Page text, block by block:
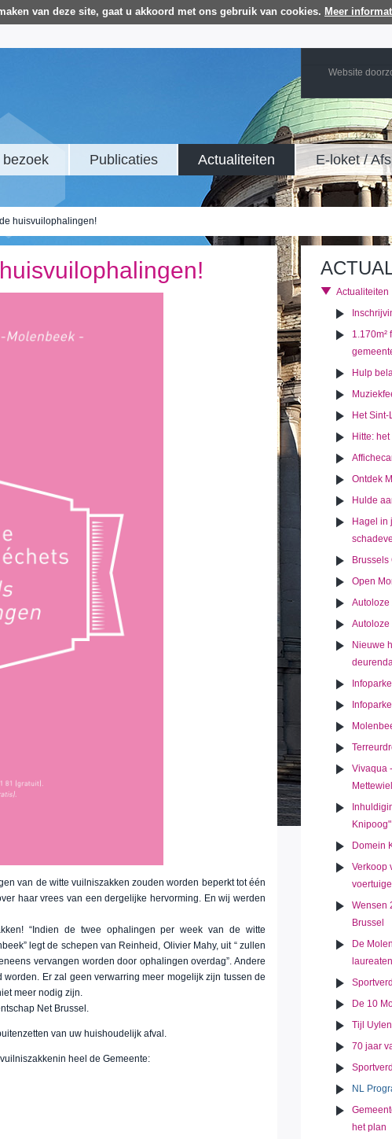
van deze site, gaat u akkoord met ons gebruik van cookies. Meer
bezoek Publicaties Actualiteiten E-loket /
huisvuilophalingen!
van de witte vuilniszakken zouden worden beperkt tot één
haar vrees van een dergelijke hervorming. En wij werden
“Indien de twee ophalingen per week van de witte
legt de schepen van Reinheid, Olivier Mahy, uit “ zullen
vervangen worden door ophalingen overdag”. Andere
Er zal geen verwarring meer mogelijk zijn tussen de
meer nodig zijn.
Net Brussel.
van uw huishoudelijk afval.
heel de Gemeente:
Actualiteiten
Hulp
Het
Hitte:
Ontdek
Hulde
Hagel in
Open
Autoloze
Autoloze
Nieuwe
Vivaqua
Knipoog"
Domein
Verkoop
Wensen
Brussel
De
De 10
Tijl
70 jaar
NL
het plan